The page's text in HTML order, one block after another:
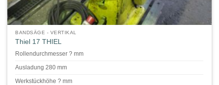
BANDSÄGE - VERTIKAL
Thiel 17 THIEL
Rollendurchmesser ? mm
Ausladung 280 mm
Werkstückhöhe ? mm